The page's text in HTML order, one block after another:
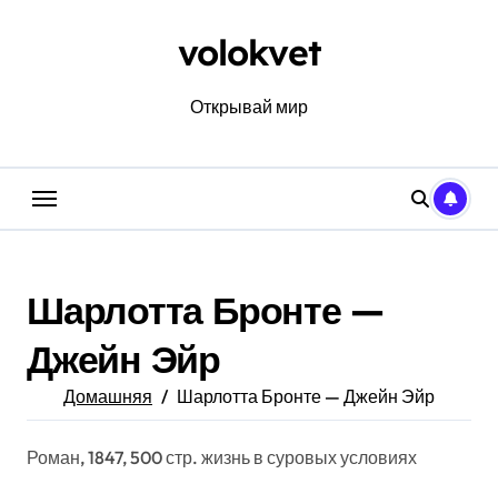
volokvet
Открывай мир
Шарлотта Бронте —
Джейн Эйр
Домашняя Шарлотта Бронте — Джейн Эйр
Роман, 1847, 500 стр. жизнь в суровых условиях